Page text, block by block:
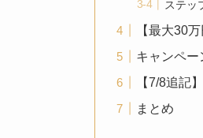
ステッ
【最大30
キャンペー
【7/8追記】
まとめ